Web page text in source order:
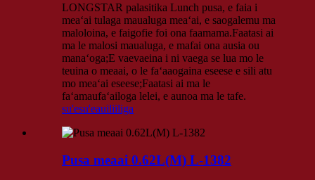
LONGSTAR palasitika Lunch pusa, e faia i
meaʻai tulaga maualuga meaʻai, e saogalemu ma
maloloina, e faigofie foi ona faamama.Faatasi ai
ma le malosi maualuga, e mafai ona ausia ou
manaʻoga;E vaevaeina i ni vaega se lua mo le
teuina o meaai, o le faʻaaogaina eseese e sili atu
mo meaʻai eseese;Faatasi ai ma le
faʻamaufaʻailoga lelei, e aunoa ma le tafe.
su'esu'eauiliiliga
Pusa meaai 0.62L(M) L-1382